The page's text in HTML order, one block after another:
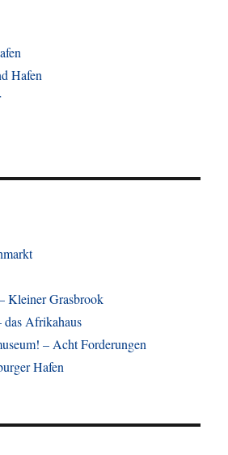
Hafen
Kleiner Grasbrook
Afrikahaus
– Acht Forderungen
Hafen